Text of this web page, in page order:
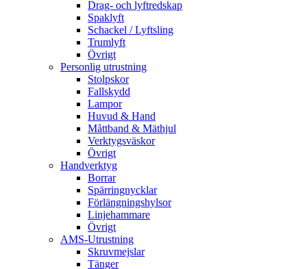
Drag- och lyftredskap
Spaklyft
Schackel / Lyftsling
Trumlyft
Övrigt
Personlig utrustning
Stolpskor
Fallskydd
Lampor
Huvud & Hand
Måttband & Mäthjul
Verktygsväskor
Övrigt
Handverktyg
Borrar
Spärringnycklar
Förlängningshylsor
Linjehammare
Övrigt
AMS-Utrustning
Skruvmejslar
Tänger